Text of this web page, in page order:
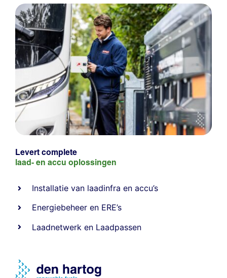
Levert complete
laad- en accu oplossingen
Installatie van laadinfra en accu’s
Energiebeheer en ERE’s
Laadnetwerk en Laadpassen